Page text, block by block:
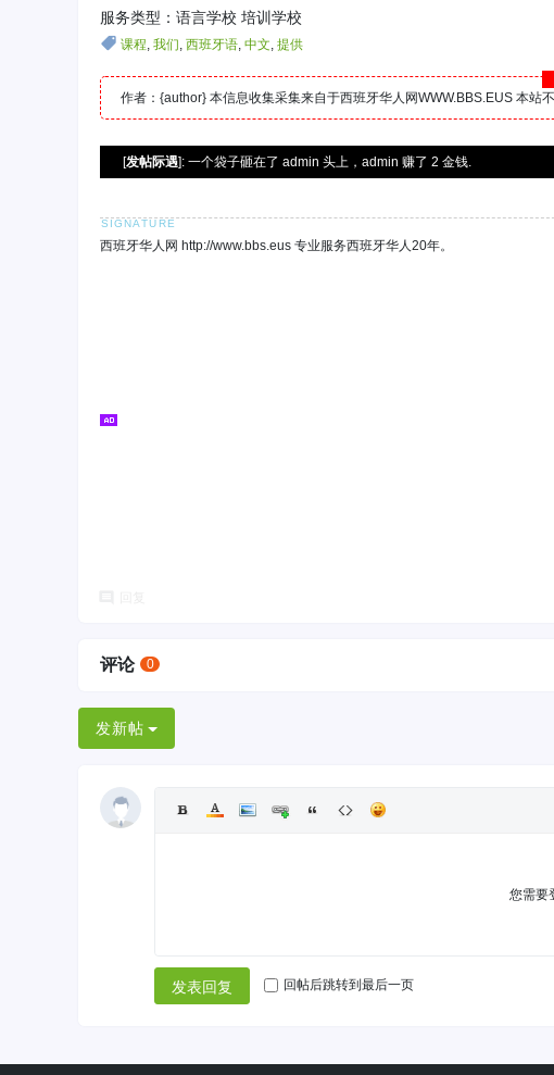
服务类型：语言学校 培训学校
课程, 我们, 西班牙语, 中文, 提供
作者：{author} 本信息收集采集来自于西班牙华人网WWW.BBS.EUS 本站
[发帖际遇]: 一个袋子砸在了 admin 头上，admin 赚了 2 金钱.
西班牙华人网 http://www.bbs.eus 专业服务西班牙华人20年。
评论 0
发新帖
您需要
发表回复 回帖后跳转到最后一页